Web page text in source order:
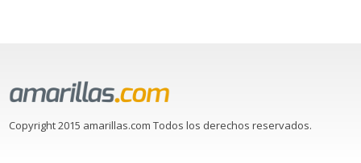
Copyright 2015 amarillas.com Todos los derechos reservados.